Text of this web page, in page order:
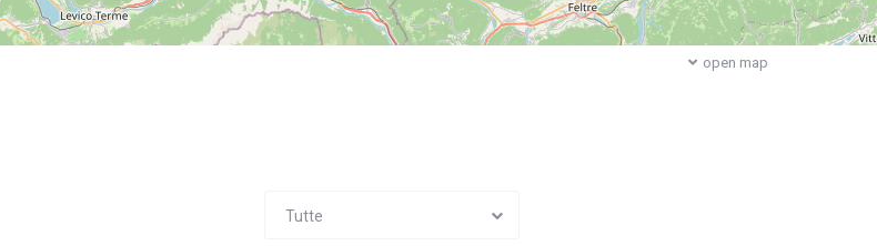
open map
Tutte